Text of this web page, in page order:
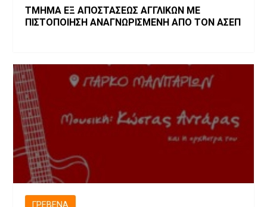
ΤΜΗΜΑ ΕΞ ΑΠΟΣΤΑΣΕΩΣ ΑΓΓΛΙΚΩΝ ΜΕ
ΠΙΣΤΟΠΟΙΗΣΗ ΑΝΑΓΝΩΡΙΣΜΕΝΗ ΑΠΟ ΤΟΝ ΑΣΕΠ
ΓΡΕΒΕΝΆ